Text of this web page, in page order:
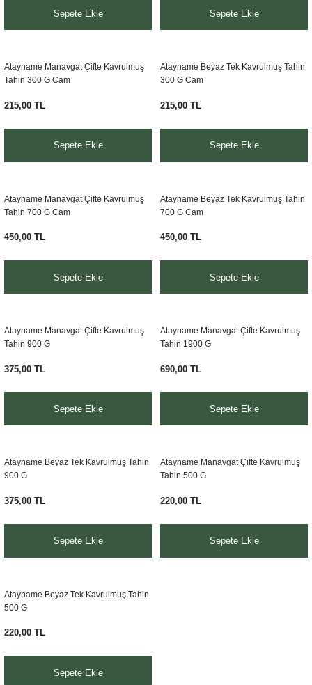
Sepete Ekle Sepete Ekle
Atayname Manavgat Çifte Kavrulmuş
Tahin 300 G Cam
215,00 TL
Sepete Ekle
Atayname Beyaz Tek Kavrulmuş Tahin
300 G Cam
215,00 TL
Sepete Ekle
Atayname Manavgat Çifte Kavrulmuş
Tahin 700 G Cam
450,00 TL
Sepete Ekle
Atayname Beyaz Tek Kavrulmuş Tahin
700 G Cam
450,00 TL
Sepete Ekle
Atayname Manavgat Çifte Kavrulmuş
Tahin 900 G
375,00 TL
Sepete Ekle
Atayname Manavgat Çifte Kavrulmuş
Tahin 1900 G
690,00 TL
Sepete Ekle
Atayname Beyaz Tek Kavrulmuş Tahin
900 G
375,00 TL
Sepete Ekle
Atayname Manavgat Çifte Kavrulmuş
Tahin 500 G
220,00 TL
Sepete Ekle
Atayname Beyaz Tek Kavrulmuş Tahin
500 G
220,00 TL
Sepete Ekle